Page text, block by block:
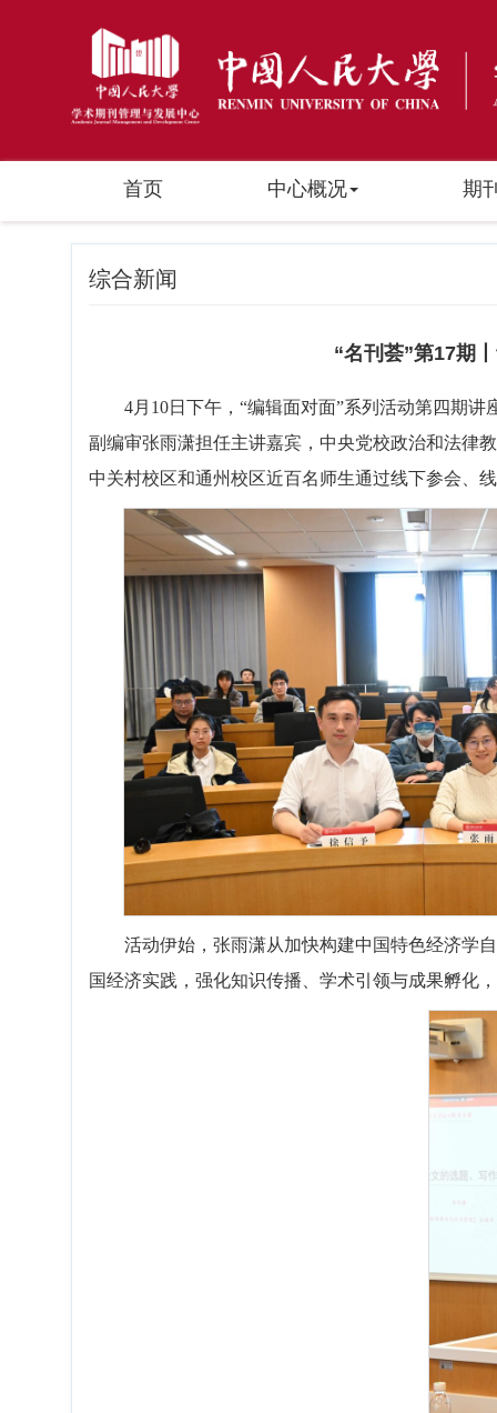
首页 中心概况 期
综合新闻
“名刊荟”第17期
4月10日下午，“编辑面对面”系列活动第四期
副编审张雨潇担任主讲嘉宾，中央党校政治和法律
中关村校区和通州校区近百名师生通过线下参会、
活动伊始，张雨潇从加快构建中国特色经济学
国经济实践，强化知识传播、学术引领与成果孵化